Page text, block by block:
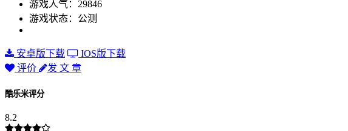
游戏人气：29846
游戏状态：公测
安卓版下载
IOS版下载
评价
发 文 章
酷乐米评分
8.2